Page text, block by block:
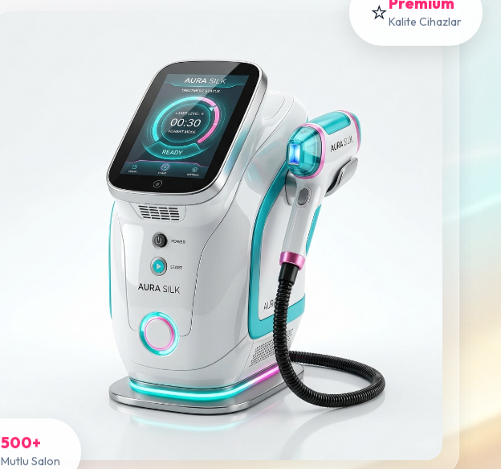
Kalite Cihazlar
500+
Mutlu Salon